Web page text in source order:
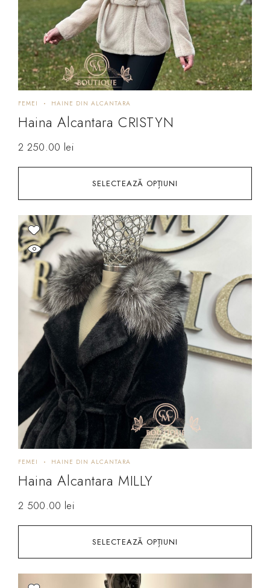
SELECTEAZĂ OPȚIUNI
FEMEI HAINE DIN ALCANTARA
Haina Alcantara CRISTYN
2 250.00 lei
SELECTEAZĂ OPȚIUNI
FEMEI HAINE DIN ALCANTARA
Haina Alcantara MILLY
2 500.00 lei